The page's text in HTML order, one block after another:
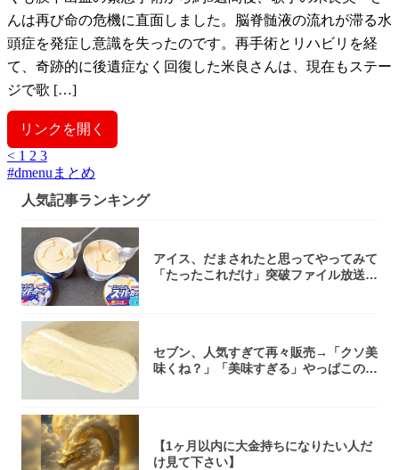
んは再び命の危機に直面しました。脳脊髄液の流れが滞る水
頭症を発症し意識を失ったのです。再手術とリハビリを経
て、奇跡的に後遺症なく回復した米良さんは、現在もステー
ジで歌 […]
リンクを開く
< 1 2 3
#dmenuまとめ
人気記事ランキング
アイス、だまされたと思ってやってみて
「たったこれだけ」突破ファイル放送で
セブン、人気すぎて再々販売→「クソ美
味くね？」「美味すぎる」やっぱこのク
【1ヶ月以内に大金持ちになりたい人だ
け見て下さい】